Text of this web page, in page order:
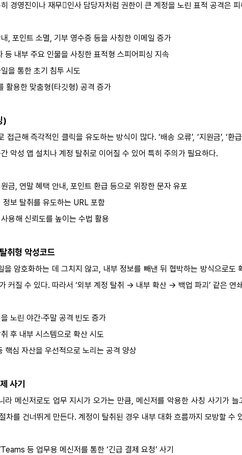
경영진이나 재무인사 담당자처럼 권한이 큰 계정을 노린 표적 공격은
, 포인트 소멸, 기부 영수증 등을 사칭한 이메일 증가
등 내부 주요 인물을 사칭한 표적형 스피어피싱 지속
을 통한 초기 침투 시도
활용한 맞춤형(타깃형) 공격 증가
)
접근해 즉각적인 클릭을 유도하는 방식이 많다. ‘배송 오류’, ‘지원금’, ‘
악성 앱 설치나 계정 탈취로 이어질 수 있어 특히 주의가 필요하다.
금, 연말 혜택 안내, 포인트 환급 등으로 위장한 문자 유포
정보 탈취를 유도하는 URL 포함
용해 신뢰도를 높이는 수법 활용
취형 악성코드
을 암호화하는 데 그치지 않고, 내부 정보를 빼낸 뒤 협박하는 방식으로도
커질 수 있다. 따라서 ‘외부 계정 탈취 → 내부 확산 → 백업 파괴’ 같은 연
노린 야간·주말 공격 빈도 증가
후 내부 시스템으로 확산 시도
핵심 자산을 우선적으로 노리는 공격 양상
사기
라 메신저로도 업무 지시가 오가는 만큼, 메신저를 악용한 사칭 사기가
차를 건너뛰게 만든다. 계정이 탈취된 경우 내부 대화 흐름까지 모방할 수
등 업무용 메신저를 통한 ‘긴급 결제 요청’ 사기